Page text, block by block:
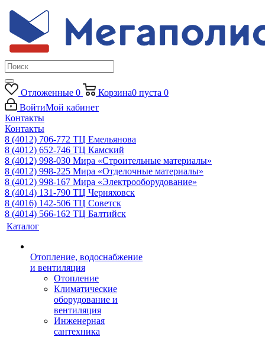
Отложенные 0 Корзина0 пуста 0
ВойтиМой кабинет
Контакты
Контакты
8 (4012) 706-772 ТЦ Емельянова
8 (4012) 652-746 ТЦ Камский
8 (4012) 998-030 Мира «Строительные материалы»
8 (4012) 998-225 Мира «Отделочные материалы»
8 (4012) 998-167 Мира «Электрооборудование»
8 (4014) 131-790 ТЦ Черняховск
8 (4016) 142-506 ТЦ Советск
8 (4014) 566-162 ТЦ Балтийск
Каталог
Отопление, водоснабжение
и вентиляция
Отопление
Климатические
оборудование и
вентиляция
Инженерная
сантехника